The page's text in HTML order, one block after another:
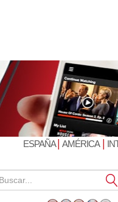
ESPAÑA| AMÉRICA|